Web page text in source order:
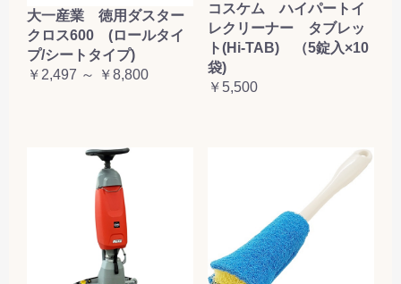
大一産業 徳用ダスター
クロス600 (ロールタイ
プ/シートタイプ)
￥2,497 ～ ￥8,800
コスケム ハイパートイ
レクリーナー タブレッ
ト(Hi-TAB) （5錠入×10
袋)
￥5,500